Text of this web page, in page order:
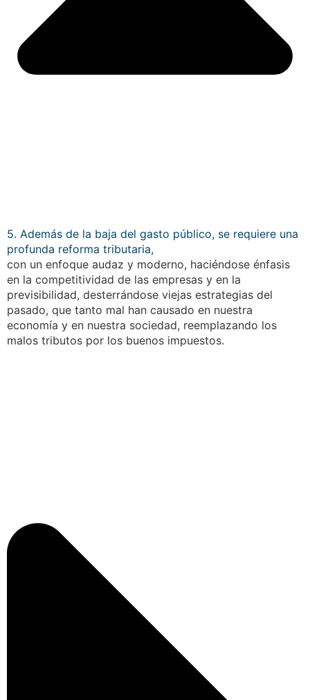
5. Además de la baja del gasto público, se requiere una
profunda reforma tributaria,
con un enfoque audaz y moderno, haciéndose énfasis
en la competitividad de las empresas y en la
previsibilidad, desterrándose viejas estrategias del
pasado, que tanto mal han causado en nuestra
economía y en nuestra sociedad, reemplazando los
malos tributos por los buenos impuestos.